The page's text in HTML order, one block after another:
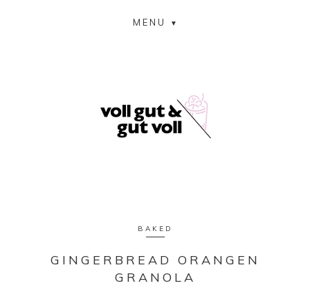
MENU
BAKED
GINGERBREAD ORANGEN
GRANOLA